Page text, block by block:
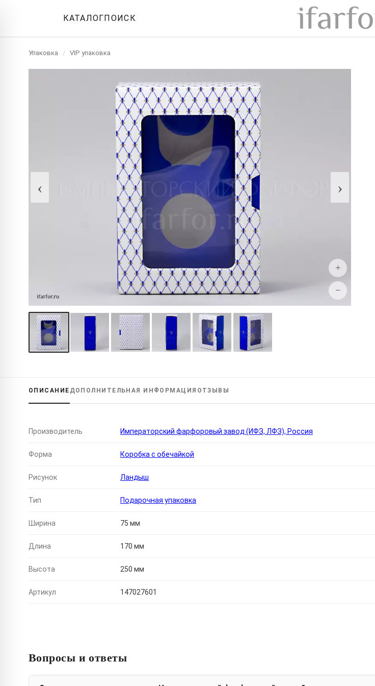
КАТАЛОГПОИСК
Упаковка / VIP упаковка
‹ ›
+
−
ОПИСАНИЕ ДОПОЛНИТЕЛЬНАЯ ИНФОРМАЦИЯ ОТЗЫВЫ
Производитель Императорский фарфоровый завод (ИФЗ, ЛФЗ), Россия
Форма Коробка с обечайкой
Рисунок Ландыш
Тип Подарочная упаковка
Ширина 75 мм
Длина 170 мм
Высота 250 мм
Артикул 147027601
Вопросы и ответы